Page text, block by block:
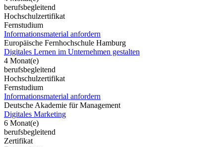
berufsbegleitend
Hochschulzertifikat
Fernstudium
Informationsmaterial anfordern
Europäische Fernhochschule Hamburg
Digitales Lernen im Unternehmen gestalten
4 Monat(e)
berufsbegleitend
Hochschulzertifikat
Fernstudium
Informationsmaterial anfordern
Deutsche Akademie für Management
Digitales Marketing
6 Monat(e)
berufsbegleitend
Zertifikat